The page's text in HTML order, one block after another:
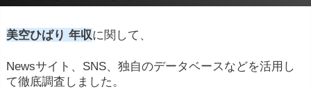
美空ひばり 年収に関して、
Newsサイト、SNS、独自のデータベースなどを活用し
て徹底調査しました。